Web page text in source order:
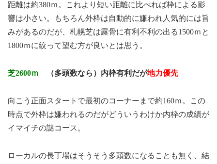
距離は約380ｍ。これより短い距離に比べれば枠による影
響は小さい。もちろん外枠は自動的に嫌われ人気的には旨
みがあるのだが、札幌芝は露骨に有利不利の出る1500ｍと
1800ｍに絞って望む方が良いとは思う。
芝2600ｍ （多頭数なら）内枠有利だが地力優先
向こう正面スタートで最初のコーナーまで約160ｍ。この
時点で外枠は嫌われるのだがどういうわけか内枠の成績が
イマイチの謎コース。
ローカルの長丁場はそうそう多頭数になることも無く、結